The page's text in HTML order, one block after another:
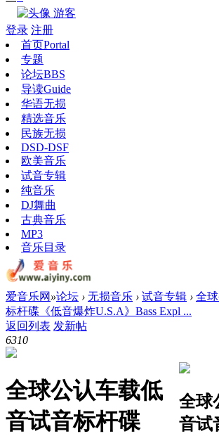
游客
登录 注册
首页Portal
专题
论坛BBS
导读Guide
华语无损
精选音乐
民族无损
DSD-DSF
欧美音乐
试音专辑
纯音乐
DJ舞曲
古典音乐
MP3
音乐目录
爱音乐网 »论坛 › 无损音乐 › 试音专辑 › 全
标杆碟《低音爆炸U.S.A》Bass Expl ...
返回列表 发新帖
6310
全球公认车载低
音试音标杆碟
全球
音试